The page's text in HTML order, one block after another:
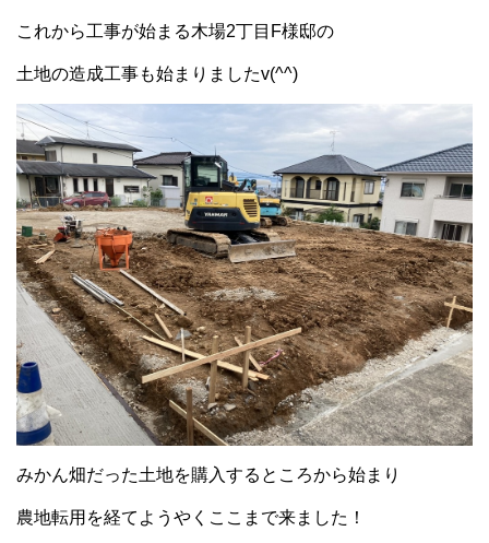
これから工事が始まる木場2丁目F様邸の
土地の造成工事も始まりましたv(^^)
みかん畑だった土地を購入するところから始まり
農地転用を経てようやくここまで来ました！